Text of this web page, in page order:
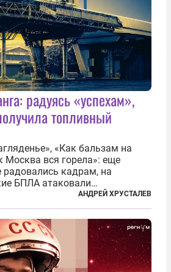
радуясь «успехам»,
топливный
«Как бальзам на
Москва вся горела»: еще
радовались кадрам, на
БПЛА атаковали
предприятия России. В
что в «эту игру можно
дроны только за...
АНДРЕЙ ХРУСТАЛЕВ